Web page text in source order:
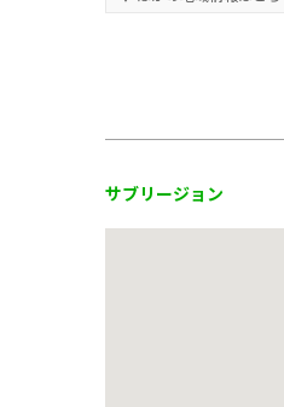
サブリージョン